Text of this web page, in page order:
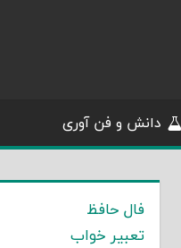
دانش و فن آوری
فال حافظ
تعبیر خواب